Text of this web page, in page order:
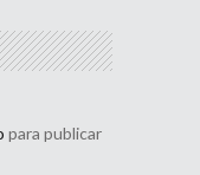
para publicar